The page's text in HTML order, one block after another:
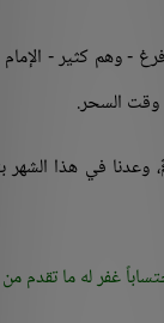
- وهم كثير -
وقت السحر.
في هذا الشهر
غفر له ما تقدم